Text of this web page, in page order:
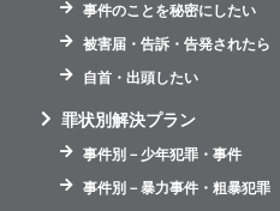
事件のことを秘密にしたい
被害届・告訴・告発されたら
自首・出頭したい
罪状別解決プラン
事件別－少年犯罪・事件
事件別－暴力事件・粗暴犯罪